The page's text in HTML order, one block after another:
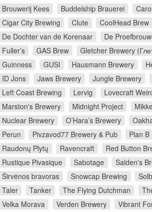
Brouwerij Kees
Buddelship Brauerei
Cigar City Brewing
Clute CoolHead Brew
De Dochter van de Korenaar
De
Fuller’s
GAS Brew Gletcher Brewery
Guinness
GUSI Hausmann Brewery
ID Jons
Jaws Brewery Jungle Brewery
Left Coast Brewing
Lervig Lovecraft
Marston's Brewery
Midnight Project
Nuclear Brewery
O’Hara’s Brewery
Perun
Pivzavod77 Brewery & Pub Plan
Raudonų Plytų
Ravencraft Red Button
Rustique Pivasique
Sabotage Salden's
Širvėnos bravoras
Snowcap Brewing
Taler
Tanker The Flying Dutchman
Velka Morava
Verden Brewery Vibrant